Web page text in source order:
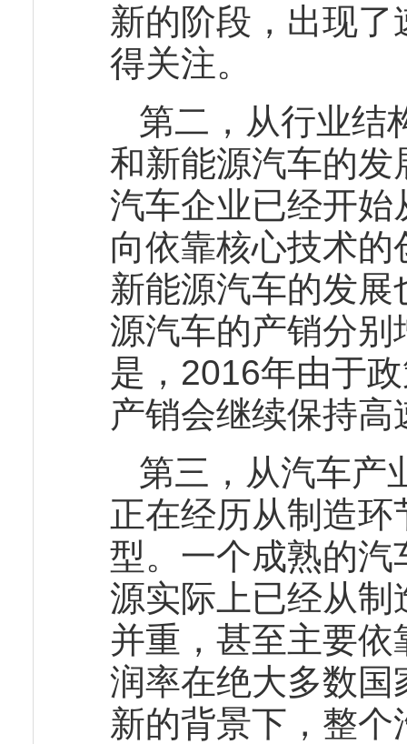
新的阶段，出现
得关注。
第二，从行业结
和新能源汽车的
汽车企业已经开
向依靠核心技术
新能源汽车的发
源汽车的产销分
是，2016年由于
产销会继续保持
第三，从汽车产
正在经历从制造
型。一个成熟的
源实际上已经从
并重，甚至主要
润率在绝大多数
新的背景下，整